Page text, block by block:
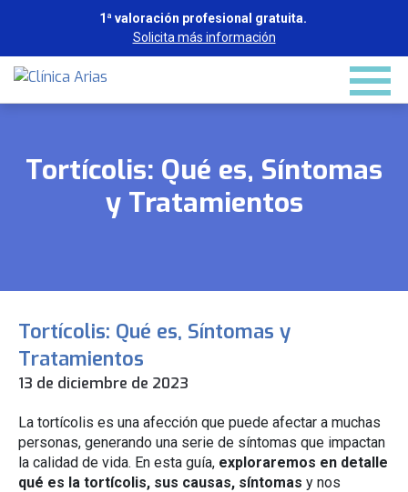
1ª valoración profesional gratuita.
Solicita más información
Tortícolis: Qué es, Síntomas
y Tratamientos
Tortícolis: Qué es, Síntomas y
Tratamientos
13 de diciembre de 2023
La tortícolis es una afección que puede afectar a muchas
personas, generando una serie de síntomas que impactan
la calidad de vida. En esta guía, exploraremos en detalle
qué es la tortícolis, sus causas, síntomas y nos